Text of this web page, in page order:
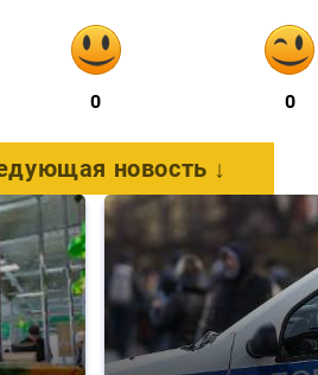
0 0
новость ↓